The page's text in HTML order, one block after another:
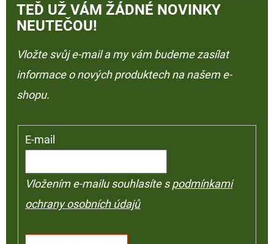
TEĎ UŽ VÁM ŽÁDNÉ NOVINKY
NEUTEČOU!
Vložte svůj e-mail a my vám budeme zasílat
informace o nových produktech na našem e-
shopu.
E-mail
Vložením e-mailu souhlasíte spodmínkami
ochrany osobních údajů